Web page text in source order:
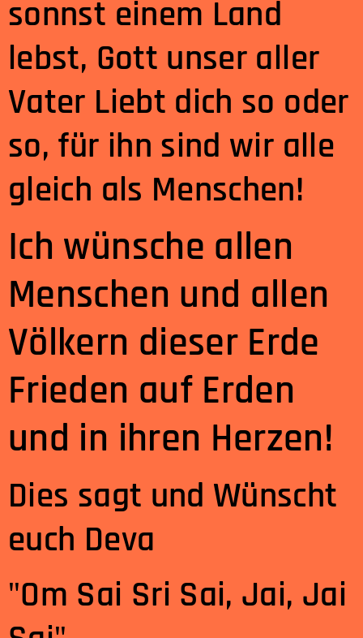
sonnst einem Land
lebst, Gott unser aller
Vater Liebt dich so oder
so, für ihn sind wir alle
gleich als Menschen!
Ich wünsche allen
Menschen und allen
Völkern dieser Erde
Frieden auf Erden
und in ihren Herzen!
Dies sagt und Wünscht
euch Deva
"Om Sai Sri Sai, Jai, Jai